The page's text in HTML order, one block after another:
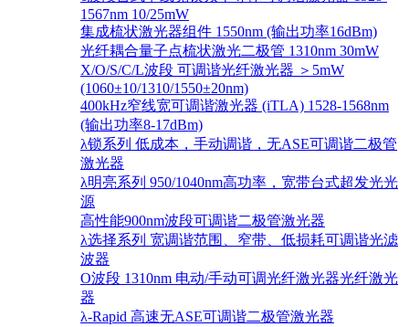
1567nm 10/25mW
集成梳状激光器组件 1550nm (输出功率16dBm)
光纤耦合量子点梳状激光二极管 1310nm 30mW
X/O/S/C/L波段 可调谐光纤激光器 ＞5mW
(1060±10/1310/1550±20nm)
400kHz窄线宽可调谐激光器 (iTLA) 1528-1568nm
(输出功率8-17dBm)
λ锁系列 低成本，手动调谐，无ASE可调谐二极管
激光器
λ明亮系列 950/1040nm高功率，宽带台式超发光光
源
高性能900nm波段可调谐二极管激光器
λ选择系列 宽调谐范围、窄带、低损耗可调谐光滤
波器
O波段 1310nm 电动/手动可调光纤激光器光纤激光
器
λ-Rapid 高速无ASE可调谐二极管激光器